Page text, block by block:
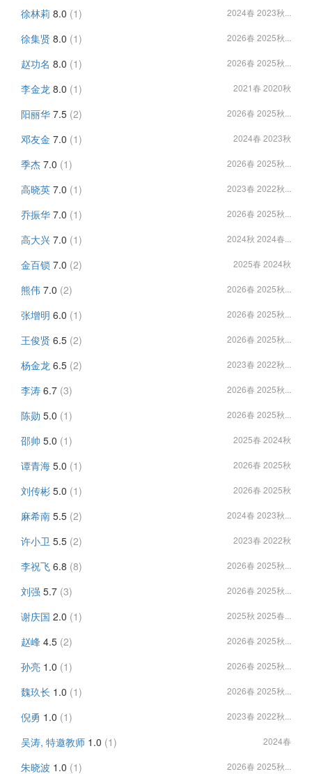
徐林莉 8.0 (1) 2024春 2023秋...
徐集贤 8.0 (1) 2026春 2025秋...
赵功名 8.0 (1) 2026春 2025秋...
李金龙 8.0 (1) 2021春 2020秋
阳丽华 7.5 (2) 2026春 2025秋...
邓友金 7.0 (1) 2024春 2023秋
季杰 7.0 (1) 2026春 2025秋...
高晓英 7.0 (1) 2023春 2022秋...
乔振华 7.0 (1) 2026春 2025秋...
高大兴 7.0 (1) 2024秋 2024春...
金百锁 7.0 (2) 2025春 2024秋
熊伟 7.0 (2) 2026春 2025秋...
张增明 6.0 (1) 2026春 2025秋...
王俊贤 6.5 (2) 2026春 2025秋...
杨金龙 6.5 (2) 2023春 2022秋...
李涛 6.7 (3) 2026春 2025秋...
陈勋 5.0 (1) 2026春 2025秋...
邵帅 5.0 (1) 2025春 2024秋
谭青海 5.0 (1) 2026春 2025秋
刘传彬 5.0 (1) 2026春 2025秋
麻希南 5.5 (2) 2024春 2023秋...
许小卫 5.5 (2) 2023春 2022秋
李祝飞 6.8 (8) 2026春 2025秋...
刘强 5.7 (3) 2026春 2025秋...
谢庆国 2.0 (1) 2025秋 2025春...
赵峰 4.5 (2) 2026春 2025秋...
孙亮 1.0 (1) 2026春 2025秋...
魏玖长 1.0 (1) 2026春 2025秋...
倪勇 1.0 (1) 2023春 2022秋...
吴涛, 特邀教师 1.0 (1) 2024春
朱晓波 1.0 (1) 2026春 2025秋...